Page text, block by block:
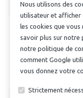
3 options
Nous utilisons des
utilisateur et afficher
les cookies que
savoir plus sur notre
notre politique de
comment Google
vous donnez votre
Strictement